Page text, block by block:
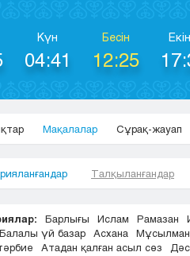
Күн
04:41
Бесін
12:25
Мақалалар Сұрақ-жауап
Талқыланғандар
Барлығы Ислам Рамазан
Балалы үй базар Асхана Мұсылман
Атадан қалған асыл сөз